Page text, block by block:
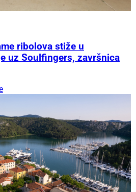
ribolova stiže u
uz Soulfingers, završnica